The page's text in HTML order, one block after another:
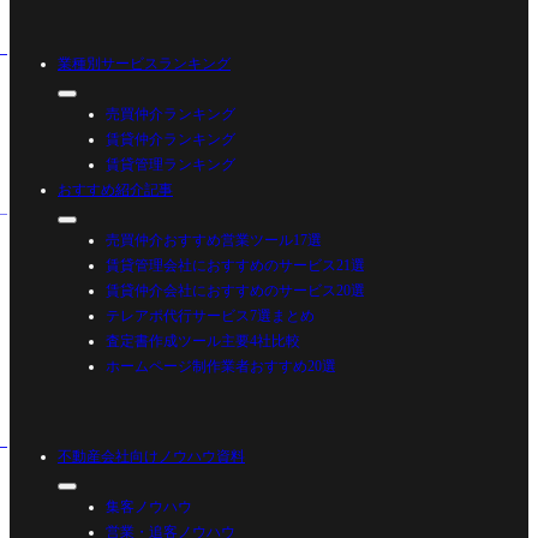
業種別サービスランキング
売買仲介ランキング
賃貸仲介ランキング
賃貸管理ランキング
おすすめ紹介記事
売買仲介おすすめ営業ツール17選
賃貸管理会社におすすめのサービス21選
賃貸仲介会社におすすめのサービス20選
テレアポ代行サービス7選まとめ
査定書作成ツール主要4社比較
ホームページ制作業者おすすめ20選
不動産会社向けノウハウ資料
集客ノウハウ
営業・追客ノウハウ